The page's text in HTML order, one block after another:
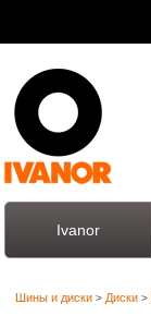
Ivanor
Шины и диски > Диски >